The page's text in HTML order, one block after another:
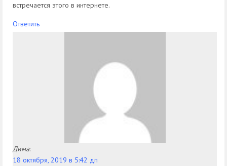
встречается этого в интернете.
Ответить
Дима:
18 октября, 2019 в 5:42 дп